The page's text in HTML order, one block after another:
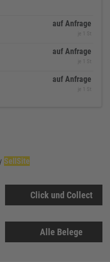
auf Anfrage
je 1 St
auf Anfrage
je 1 St
auf Anfrage
je 1 St
Click und Collect
Alle Belege
SellSite